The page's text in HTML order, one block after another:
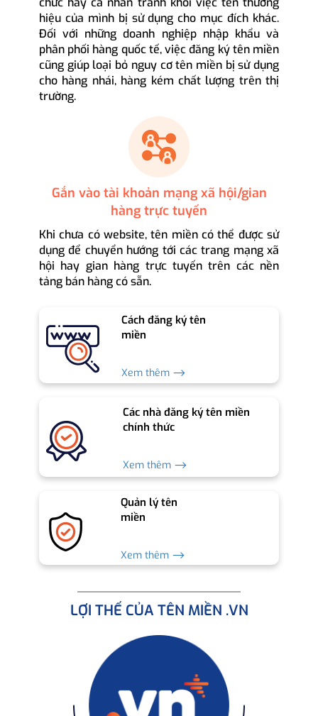
hiệu của mình bị sử dụng cho mục đích khác.
Đối với những doanh nghiệp nhập khẩu và
phân phối hàng quốc tế, việc đăng ký tên miền
cũng giúp loại bỏ nguy cơ tên miền bị sử dụng
cho hàng nhái, hàng kém chất lượng trên thị
trường.
Gắn vào tài khoản mạng xã hội/gian
hàng trực tuyến
Khi chưa có website, tên miền có thể được sử
dụng để chuyển hướng tới các trang mạng xã
hội hay gian hàng trực tuyến trên các nền
tảng bán hàng có sẵn.
Cách đăng ký tên
miền
Xem thêm ⟶
Các nhà đăng ký tên miền
chính thức
Xem thêm ⟶
Quản lý tên
miền
Xem thêm ⟶
LỢI THẾ CỦA TÊN MIỀN .VN